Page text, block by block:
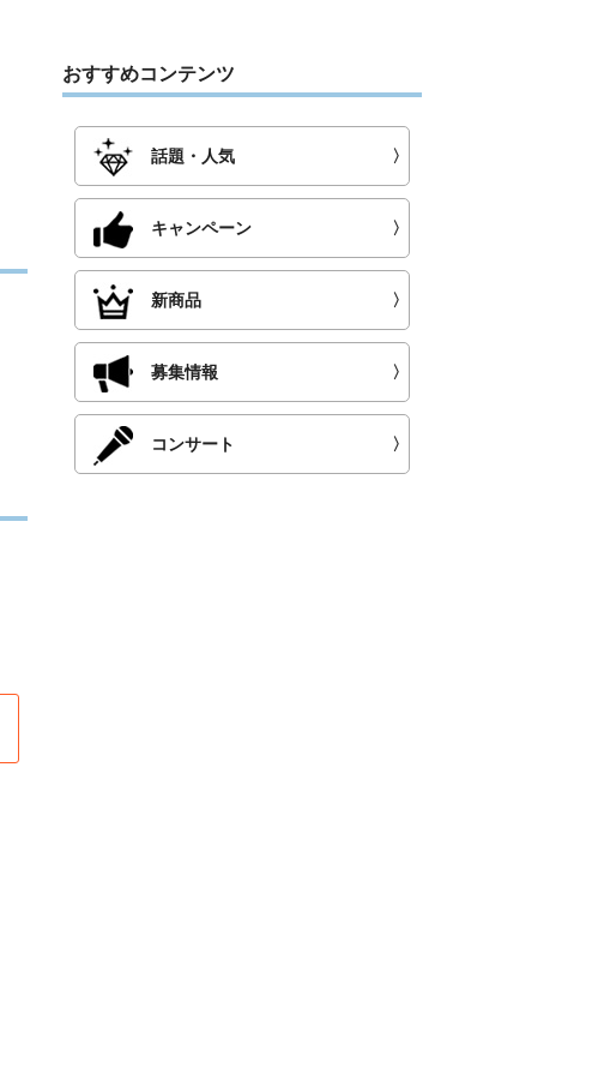
おすすめコンテンツ
話題・人気 〉
キャンペーン 〉
新商品 〉
募集情報 〉
コンサート 〉